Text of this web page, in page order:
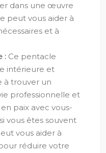
dans une œuvre
peut vous aider à
et à
: Ce pentacle
intérieure et
à trouver un
professionnelle et
paix avec vous-
vous êtes souvent
vous aider à
réduire votre